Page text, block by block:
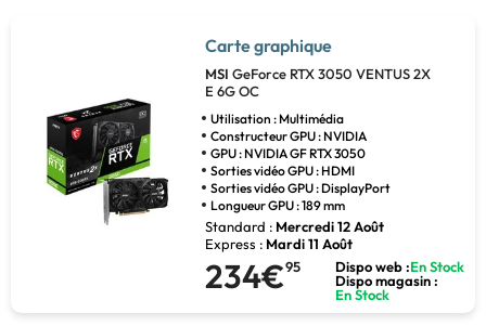
Carte graphique
MSI GeForce RTX 3050 VENTUS 2X
E 6G OC
Utilisation : Multimédia
Constructeur GPU : NVIDIA
GPU : NVIDIA GF RTX 3050
Sorties vidéo GPU : HDMI
Sorties vidéo GPU : DisplayPort
Longueur GPU : 189 mm
Standard : Mercredi 12 Août
Express : Mardi 11 Août
234€95 Dispo web :En Stock
Dispo magasin :
En Stock